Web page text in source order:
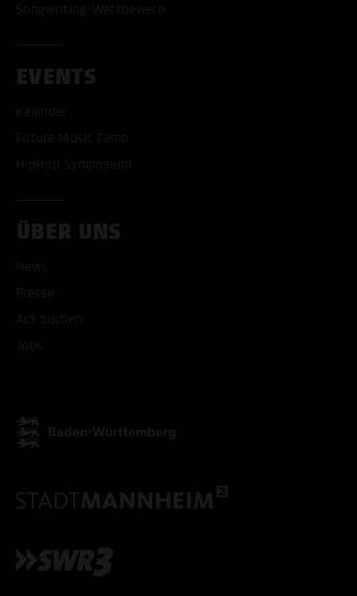
Songwriting-Wettbewerb
EVENTS
Kalender
Future Music Camp
HipHop Symposium
ÜBER UNS
News
Presse
Act buchen
Jobs